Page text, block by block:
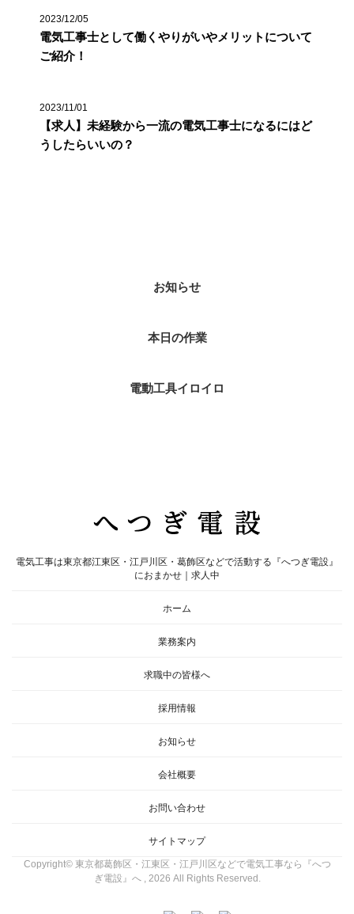
2023/12/05
電気工事士として働くやりがいやメリットについて
ご紹介！
2023/11/01
【求人】未経験から一流の電気工事士になるにはど
うしたらいいの？
お知らせ
本日の作業
電動工具イロイロ
電気工事は東京都江東区・江戸川区・葛飾区などで活動する『へつぎ電設』
におまかせ｜求人中
ホーム
業務案内
求職中の皆様へ
採用情報
お知らせ
会社概要
お問い合わせ
サイトマップ
Copyright© 東京都葛飾区・江東区・江戸川区などで電気工事なら『へつ
ぎ電設』へ , 2026 All Rights Reserved.